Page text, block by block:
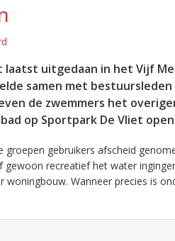
uitgedaan in het Vijf
samen met
de zwemmers het
op Sportpark De Vliet
gebruikers afscheid
recreatief het water
Wanneer precies is